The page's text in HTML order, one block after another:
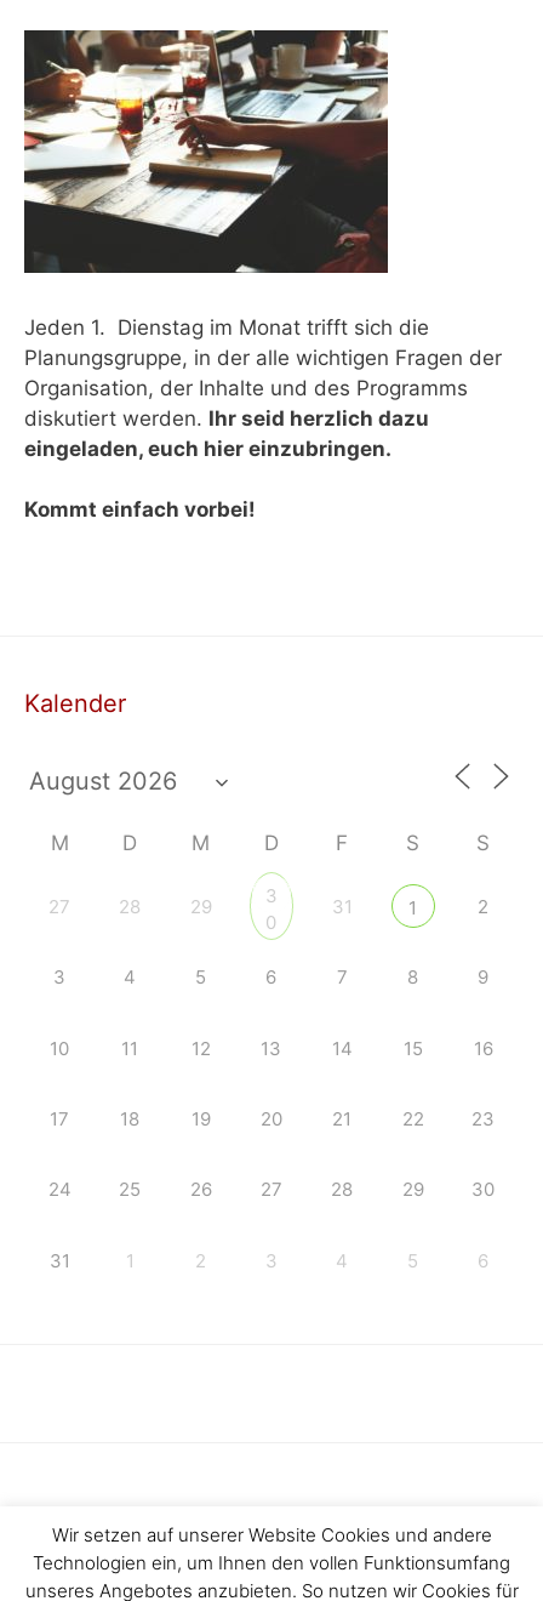
Jeden 1. Dienstag im Monat trifft sich die
Planungsgruppe, in der alle wichtigen Fragen der
Organisation, der Inhalte und des Programms
diskutiert werden. Ihr seid herzlich dazu
eingeladen, euch hier einzubringen.
Kommt einfach vorbei!
Kalender
M D M D F S S
27 28 29
3
0
31 1 2
3 4 5 6 7 8 9
10 11 12 13 14 15 16
17 18 19 20 21 22 23
24 25 26 27 28 29 30
31 1 2 3 4 5 6
Haftungsausschluss Impressum
Wir setzen auf unserer Website Cookies und andere
Technologien ein, um Ihnen den vollen Funktionsumfang
unseres Angebotes anzubieten. So nutzen wir Cookies für